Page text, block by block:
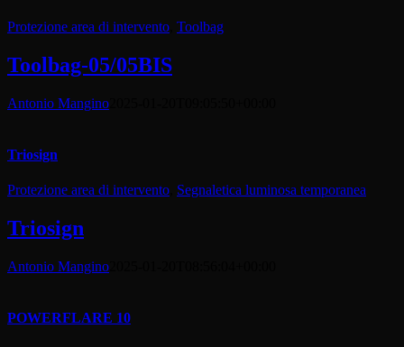
Protezione area di intervento Toolbag
Toolbag-05/05BIS
Antonio Mangino
Triosign
Protezione area di intervento Segnaletica luminosa temporanea
Triosign
Antonio Mangino
POWERFLARE 10